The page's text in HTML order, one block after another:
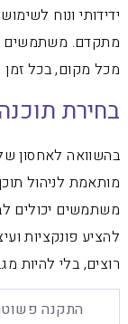
ידידותי ונוח
מתקדם. משתמשים
מכל מקום, בכל זמן
בחירת
בהשוואה לאחסון
מותאמת לניהול
משתמשים יכולים
להציע פונקציות
רוצים, בלי להיות
התקנה